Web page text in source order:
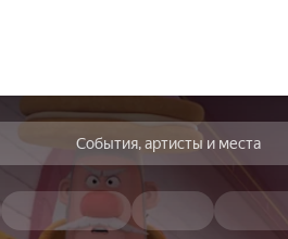
События, артисты и места